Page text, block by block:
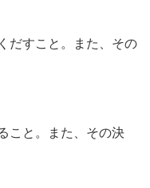
だすこと。また、その
こと。また、その決